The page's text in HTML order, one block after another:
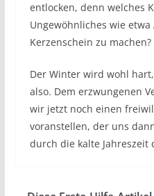
entlocken, denn welches
Ungewöhnliches wie etwa
Kerzenschein zu machen?
Der Winter wird wohl
also. Dem erzwungenen
wir jetzt noch einen
voranstellen, der uns
durch die kalte